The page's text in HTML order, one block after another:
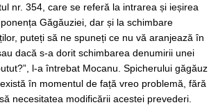
nr. 354, care se referă la intrarea și ieșirea
Găgăuziei, dar și la schimbare
puteți să ne spuneți ce nu vă aranjează în
dacă s-a dorit schimbarea denumirii unei
l-a întrebat Mocanu. Spicherului găgăuz
în momentul de față vreo problemă, fără
necesitatea modificării acestei prevederi.